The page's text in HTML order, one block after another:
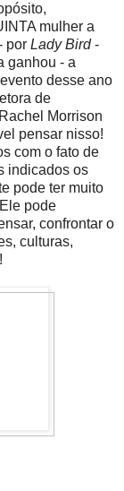
mulher a
por Lady Bird-
ganhou - a
desse ano
de
Morrison
pensar nisso!
com o fato de
indicados os
pode ter muito
pode
confrontar o
culturas,